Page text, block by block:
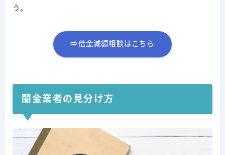
う。
⇒借金減額相談はこちら
闇金業者の見分け方